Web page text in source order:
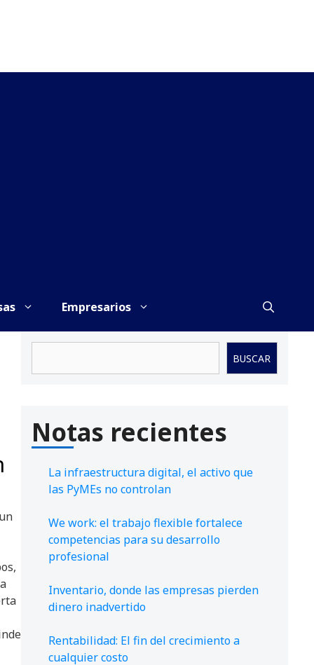
Empresarios
BUSCAR
Notas recientes
La infraestructura digital, el activo que
las PyMEs no controlan
We work: el trabajo flexible fortalece
competencias para su desarrollo
profesional
Inventario, donde las empresas pierden
dinero inadvertido
Rentabilidad: El fin del crecimiento a
cualquier costo